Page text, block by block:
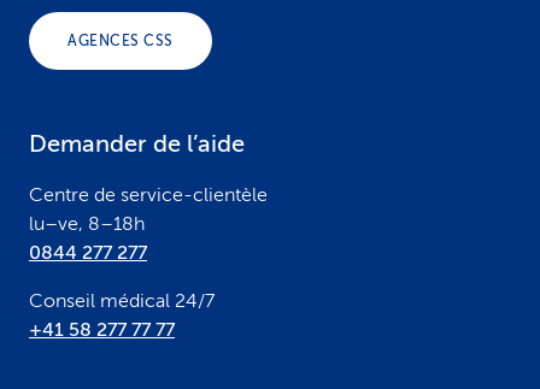
AGENCES CSS
Demander de l’aide
Centre de service-clientèle
lu–ve, 8–18h
0844 277 277
Conseil médical 24/7
+41 58 277 77 77